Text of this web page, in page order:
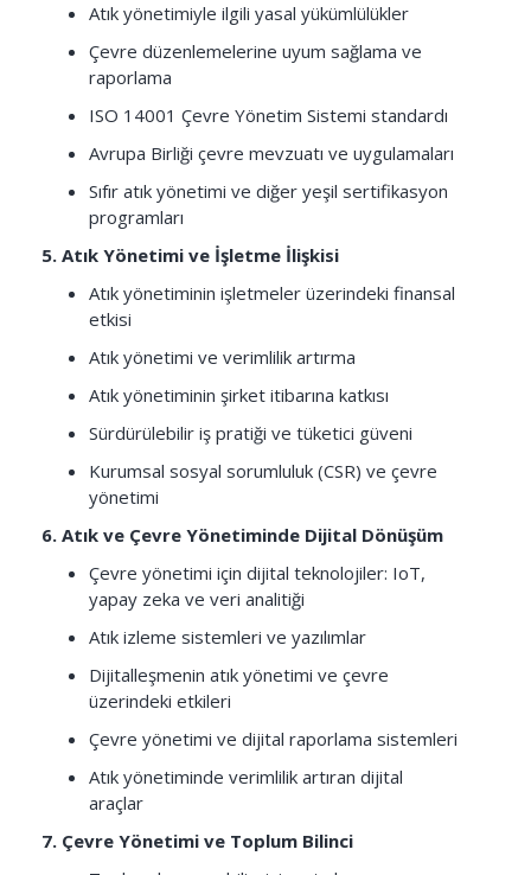
Atık yönetimiyle ilgili yasal yükümlülükler
Çevre düzenlemelerine uyum sağlama ve
raporlama
ISO 14001 Çevre Yönetim Sistemi standardı
Avrupa Birliği çevre mevzuatı ve uygulamaları
Sıfır atık yönetimi ve diğer yeşil sertifikasyon
programları
5. Atık Yönetimi ve İşletme İlişkisi
Atık yönetiminin işletmeler üzerindeki finansal
etkisi
Atık yönetimi ve verimlilik artırma
Atık yönetiminin şirket itibarına katkısı
Sürdürülebilir iş pratiği ve tüketici güveni
Kurumsal sosyal sorumluluk (CSR) ve çevre
yönetimi
6. Atık ve Çevre Yönetiminde Dijital Dönüşüm
Çevre yönetimi için dijital teknolojiler: IoT,
yapay zeka ve veri analitiği
Atık izleme sistemleri ve yazılımlar
Dijitalleşmenin atık yönetimi ve çevre
üzerindeki etkileri
Çevre yönetimi ve dijital raporlama sistemleri
Atık yönetiminde verimlilik artıran dijital
araçlar
7. Çevre Yönetimi ve Toplum Bilinci